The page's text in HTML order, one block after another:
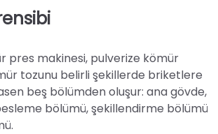
pres makinesi, pulverize kömür
tozunu belirli şekillerde briketlere
beş bölümden oluşur: ana gövde,
bölümü, şekillendirme bölümü